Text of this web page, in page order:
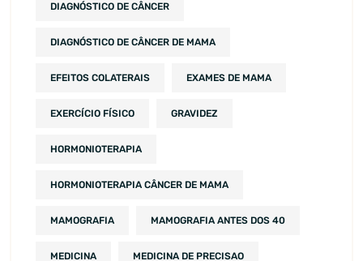
DIAGNÓSTICO DE CÂNCER
DIAGNÓSTICO DE CÂNCER DE MAMA
EFEITOS COLATERAIS EXAMES DE MAMA
EXERCÍCIO FÍSICO GRAVIDEZ
HORMONIOTERAPIA
HORMONIOTERAPIA CÂNCER DE MAMA
MAMOGRAFIA MAMOGRAFIA ANTES DOS 40
MEDICINA MEDICINA DE PRECISAO